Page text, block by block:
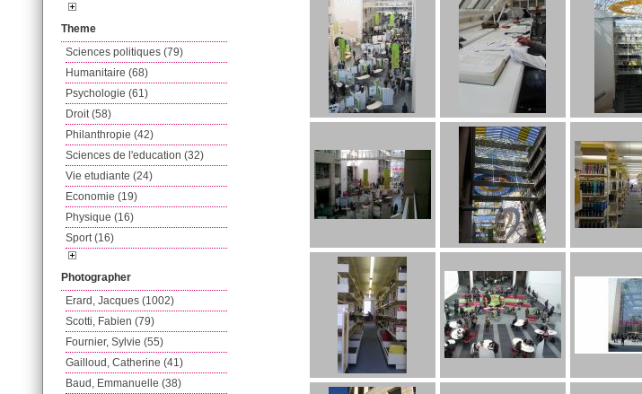
Theme
Sciences politiques (79)
Humanitaire (68)
Psychologie (61)
Droit (58)
Philanthropie (42)
Sciences de l'education (32)
Vie etudiante (24)
Economie (19)
Physique (16)
Sport (16)
Photographer
Erard, Jacques (1002)
Scotti, Fabien (79)
Fournier, Sylvie (55)
Gailloud, Catherine (41)
Baud, Emmanuelle (38)